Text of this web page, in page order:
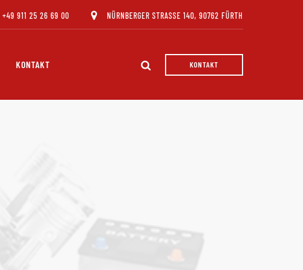
+49 911 25 26 69 00 NÜRNBERGER STRASSE 140, 90762 FÜRTH
KONTAKT KONTAKT